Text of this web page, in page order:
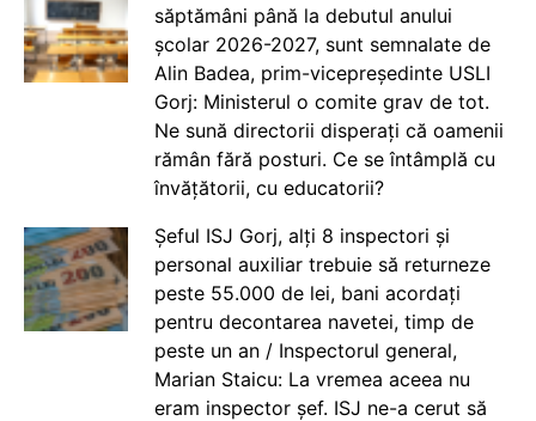
săptămâni până la debutul anului
școlar 2026-2027, sunt semnalate de
Alin Badea, prim-vicepreședinte USLI
Gorj: Ministerul o comite grav de tot.
Ne sună directorii disperați că oamenii
rămân fără posturi. Ce se întâmplă cu
învățătorii, cu educatorii?
Șeful ISJ Gorj, alți 8 inspectori și
personal auxiliar trebuie să returneze
peste 55.000 de lei, bani acordați
pentru decontarea navetei, timp de
peste un an / Inspectorul general,
Marian Staicu: La vremea aceea nu
eram inspector șef. ISJ ne-a cerut să